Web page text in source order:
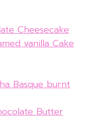
Cheesecake
vanilla Cake
Basque burnt
Butter